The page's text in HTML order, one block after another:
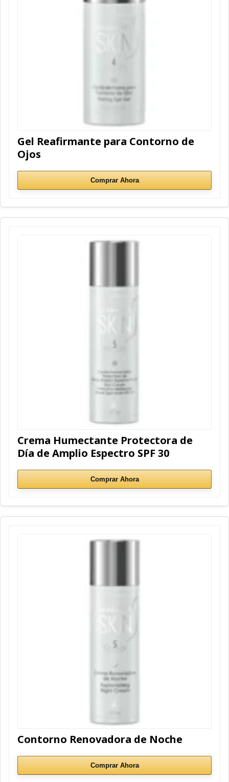
Gel Reafirmante para Contorno de
Ojos
Comprar Ahora
Crema Humectante Protectora de
Día de Amplio Espectro SPF 30
Comprar Ahora
Contorno Renovadora de Noche
Comprar Ahora